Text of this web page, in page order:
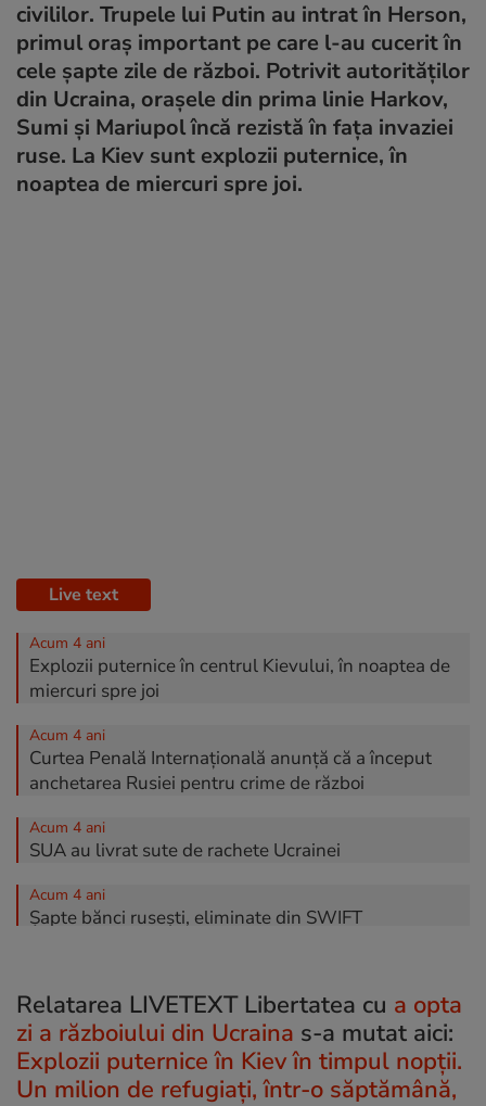
civililor. Trupele lui Putin au intrat în Herson,
primul oraș important pe care l-au cucerit în
cele șapte zile de război. Potrivit autorităților
din Ucraina, orașele din prima linie Harkov,
Sumi și Mariupol încă rezistă în fața invaziei
ruse. La Kiev sunt explozii puternice, în
noaptea de miercuri spre joi.
Live text
Acum 4 ani
Explozii puternice în centrul Kievului, în noaptea de
miercuri spre joi
Acum 4 ani
Curtea Penală Internațională anunță că a început
anchetarea Rusiei pentru crime de război
Acum 4 ani
SUA au livrat sute de rachete Ucrainei
Acum 4 ani
Șapte bănci rusești, eliminate din SWIFT
încălcat spațiul aerian
Acum 4 ani
ONU: Cel puțin 227 de civili au fost uciși în Ucraina
Relatarea LIVETEXT Libertatea cu a opta
zi a războiului din Ucraina s-a mutat aici:
Explozii puternice în Kiev în timpul nopții.
Un milion de refugiați, într-o săptămână,